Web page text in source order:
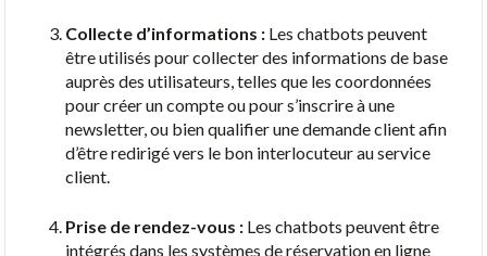
Collecte d’informations : Les chatbots peuvent
être utilisés pour collecter des informations de base
auprès des utilisateurs, telles que les coordonnées
pour créer un compte ou pour s’inscrire à une
newsletter, ou bien qualifier une demande client afin
d’être redirigé vers le bon interlocuteur au service
client.
Prise de rendez-vous : Les chatbots peuvent être
intégrés dans les systèmes de réservation en ligne